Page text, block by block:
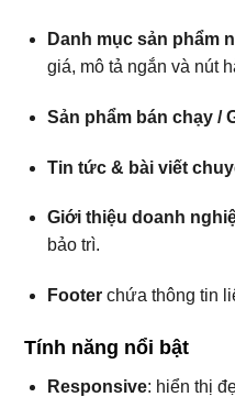
Danh mục sản phẩm
giá, mô tả ngắn và nút
Sản phẩm bán chạy /
Tin tức & bài viết
Giới thiệu doanh
bảo trì.
Footerchứa thông tin
Tính năng nổi bật
Responsive: hiển thị